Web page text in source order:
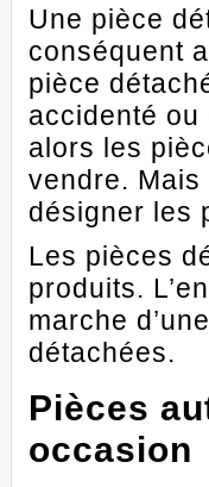
Une pièce
conséquent
pièce
accidenté ou
alors les
vendre.
désigner les
Les pièces
produits.
marche
détachées.
Pièces
occasion